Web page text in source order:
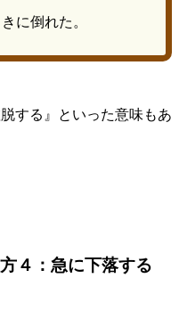
に倒れた。
する』といった意味もあ
４：急に下落する